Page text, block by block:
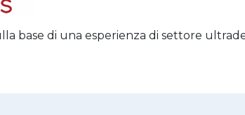
base di una esperienza di settore